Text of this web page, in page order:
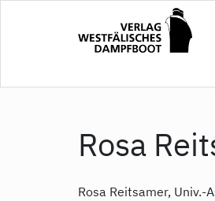
Rosa
Rosa Reitsamer,